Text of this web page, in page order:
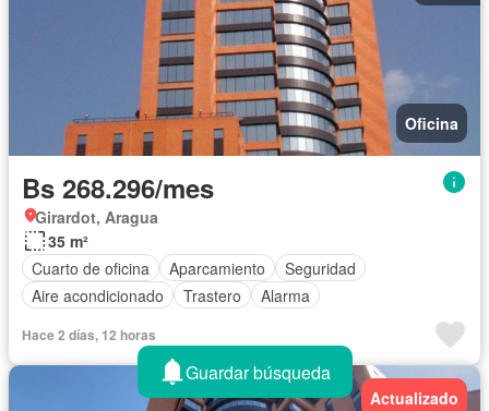
Oficina
Bs 268.296/mes
Girardot, Aragua
35 m²
Cuarto de oficina
Aparcamiento
Seguridad
Aire acondicionado
Trastero Alarma
Hace 2 días, 12 horas
Actualizado
Guardar búsqueda